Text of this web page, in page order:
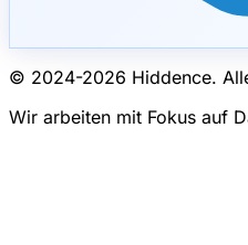
© 2024-2026 Hiddence.
Wir arbeiten mit Fokus auf